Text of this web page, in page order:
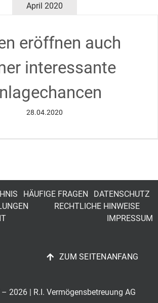
April 2020
eröffnen auch
interessante
28.04.2020
HÄUFIGE FRAGEN
DATENSCHUTZ
RECHTLICHE HINWEISE
IMPRESSUM
ZUM SEITENANFANG
2026 | R.I. Vermögensbetreuung AG